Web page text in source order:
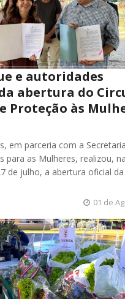
e autoridades
abertura do
Proteção às
em parceria com a
para as Mulheres, realizou,
de julho, a abertura oficial
01 de